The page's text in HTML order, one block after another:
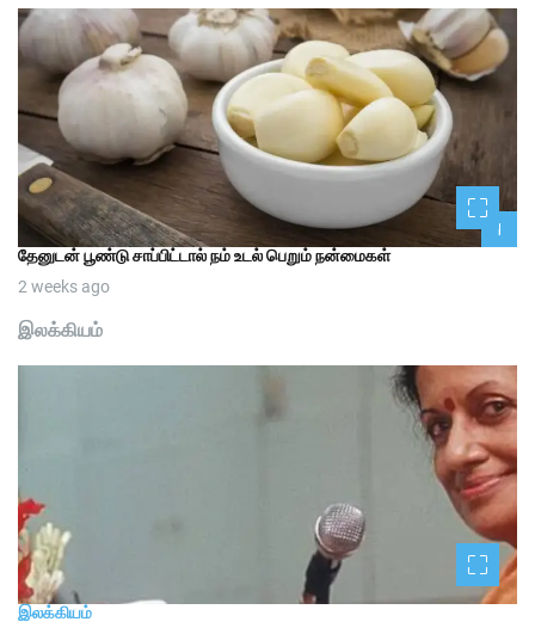
1
தேனுடன் பூண்டு சாப்பிட்டால் நம் உடல் பெறும் நன்மைகள்
2 weeks ago
இலக்கியம்
இலக்கியம்